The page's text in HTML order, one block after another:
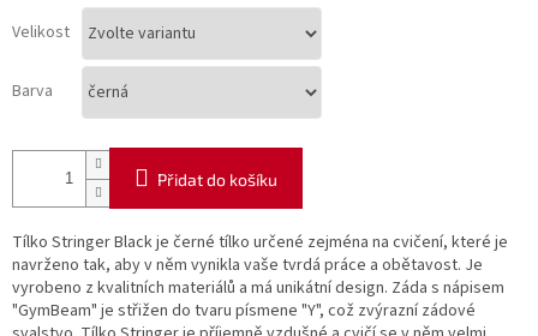
Velikost
Barva
Přidat do košíku
Tílko Stringer Black je černé tílko určené zejména na cvičení, které je
navrženo tak, aby v něm vynikla vaše tvrdá práce a obětavost. Je
vyrobeno z kvalitních materiálů a má unikátní design. Záda s nápisem
"GymBeam" je střižen do tvaru písmene "Y", což zvýrazní zádové